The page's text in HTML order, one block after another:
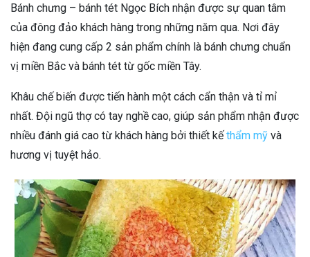
Bánh chưng – bánh tét Ngọc Bích nhận được sự quan tâm
của đông đảo khách hàng trong những năm qua. Nơi đây
hiện đang cung cấp 2 sản phẩm chính là bánh chưng chuẩn
vị miền Bắc và bánh tét từ gốc miền Tây.
Khâu chế biến được tiến hành một cách cẩn thận và tỉ mỉ
nhất. Đội ngũ thợ có tay nghề cao, giúp sản phẩm nhận được
nhiều đánh giá cao từ khách hàng bởi thiết kếthẩm mỹ và
hương vị tuyệt hảo.